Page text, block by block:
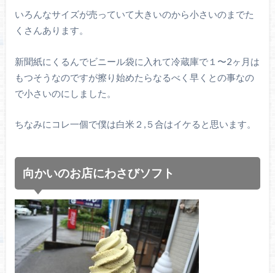
いろんなサイズが売っていて大きいのから小さいのまでた
くさんあります。
新聞紙にくるんでビニール袋に入れて冷蔵庫で１〜2ヶ月は
もつそうなのですが擦り始めたらなるべく早くとの事なの
で小さいのにしました。
ちなみにコレ一個で僕は白米２,５合はイケると思います。
向かいのお店にわさびソフト